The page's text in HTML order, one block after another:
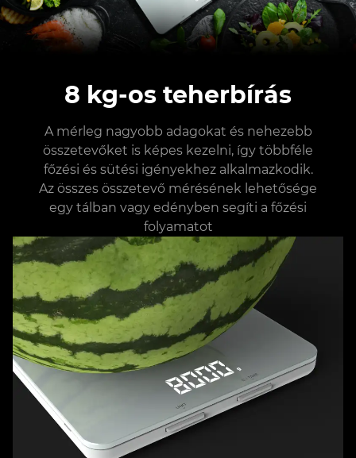
8 kg-os teherbírás
A mérleg nagyobb adagokat és nehezebb
összetevőket is képes kezelni, így többféle
főzési és sütési igényekhez alkalmazkodik.
Az összes összetevő mérésének lehetősége
egy tálban vagy edényben segíti a főzési
folyamatot